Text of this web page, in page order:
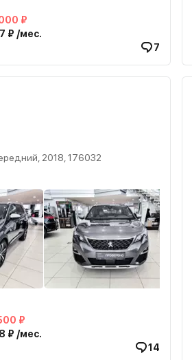
₽
₽ /мес.
7
2018, 176032
₽
₽ /мес.
14